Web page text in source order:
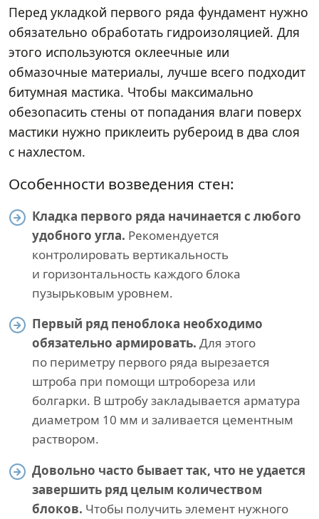
Перед укладкой первого ряда фундамент нужно
обязательно обработать гидроизоляцией. Для
этого используются оклеечные или
обмазочные материалы, лучше всего подходит
битумная мастика. Чтобы максимально
обезопасить стены от попадания влаги поверх
мастики нужно приклеить рубероид в два слоя
с нахлестом.
Особенности возведения стен:
Кладка первого ряда начинается с любого
удобного угла. Рекомендуется
контролировать вертикальность
и горизонтальность каждого блока
пузырьковым уровнем.
Первый ряд пеноблока необходимо
обязательно армировать. Для этого
по периметру первого ряда вырезается
штроба при помощи штробореза или
болгарки. В штробу закладывается арматура
диаметром 10 мм и заливается цементным
раствором.
Довольно часто бывает так, что не удается
завершить ряд целым количеством
блоков. Чтобы получить элемент нужного